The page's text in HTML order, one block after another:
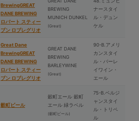
BrewingGREAT
DANE BREWING
ロバート スティー
ブン ロブレグリオ
BREWING
MUNICH DUNKEL
(Great)
ナースタイ
ル・デュン
ケル
Great Dane
BrewingGREAT
DANE BREWING
ロバート スティー
ブン ロブレグリオ
GREAT DANE
BREWING
BARLEYWINE
(Great)
90-B.アメリ
カンスタイ
ル・バーレ
イワイン・
エール
穀町ビール
穀町エール 穀町
エール 緑ラベル
(穀町ビール)
75-B.ベルジ
ャンスタイ
ル・トリペ
ル